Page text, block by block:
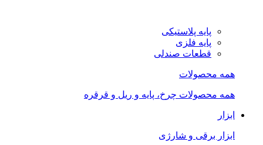
پایه پلاستیکی
پایه فلزی
قطعات صندلی
همه محصولات
همه محصولات چرخ، پایه و ریل و قرقره
ابزار
ابزار برقی و شارژی